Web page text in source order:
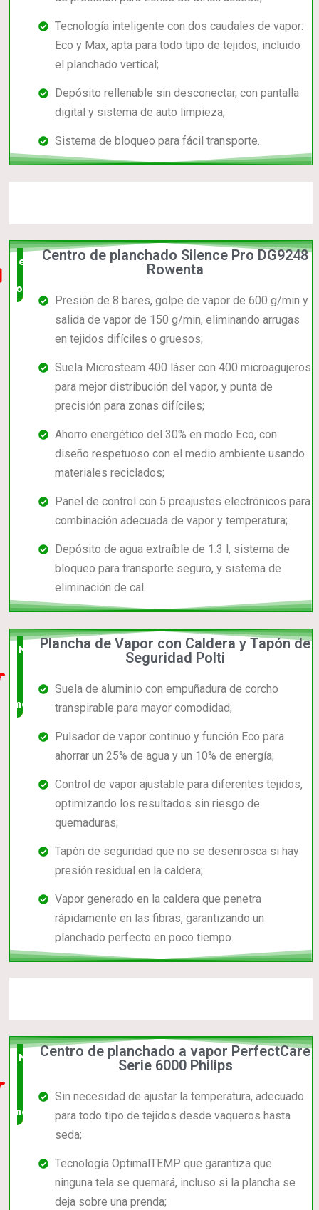
Tecnología inteligente con dos caudales de vapor:
Eco y Max, apta para todo tipo de tejidos, incluido
el planchado vertical;
Depósito rellenable sin desconectar, con pantalla
digital y sistema de auto limpieza;
Sistema de bloqueo para fácil transporte.
el mas
completo
Centro de planchado Silence Pro DG9248
Rowenta
Presión de 8 bares, golpe de vapor de 600 g/min y
salida de vapor de 150 g/min, eliminando arrugas
en tejidos difíciles o gruesos;
Suela Microsteam 400 láser con 400 microagujeros
para mejor distribución del vapor, y punta de
precisión para zonas difíciles;
Ahorro energético del 30% en modo Eco, con
diseño respetuoso con el medio ambiente usando
materiales reciclados;
Panel de control con 5 preajustes electrónicos para
combinación adecuada de vapor y temperatura;
Depósito de agua extraíble de 1.3 l, sistema de
bloqueo para transporte seguro, y sistema de
eliminación de cal.
Nuevo
mercado
Plancha de Vapor con Caldera y Tapón de
Seguridad Polti
Suela de aluminio con empuñadura de corcho
transpirable para mayor comodidad;
Pulsador de vapor continuo y función Eco para
ahorrar un 25% de agua y un 10% de energía;
Control de vapor ajustable para diferentes tejidos,
optimizando los resultados sin riesgo de
quemaduras;
Tapón de seguridad que no se desenrosca si hay
presión residual en la caldera;
Vapor generado en la caldera que penetra
rápidamente en las fibras, garantizando un
planchado perfecto en poco tiempo.
Nuevo
mercado
Centro de planchado a vapor PerfectCare
Serie 6000 Philips
Sin necesidad de ajustar la temperatura, adecuado
para todo tipo de tejidos desde vaqueros hasta
seda;
Tecnología OptimalTEMP que garantiza que
ninguna tela se quemará, incluso si la plancha se
deja sobre una prenda;